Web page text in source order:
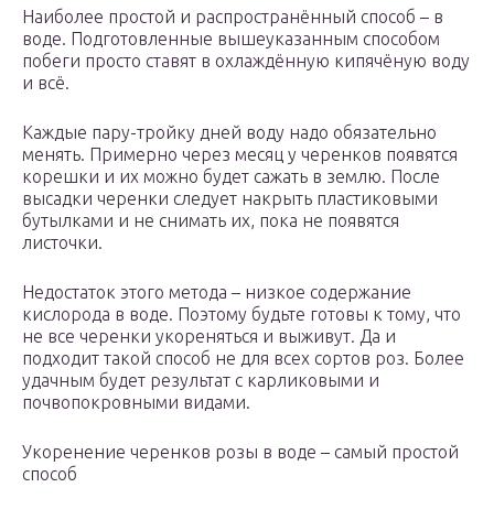
Наиболее простой и распространённый способ – в
воде. Подготовленные вышеуказанным способом
побеги просто ставят в охлаждённую кипячёную воду
и всё.
Каждые пару-тройку дней воду надо обязательно
менять. Примерно через месяц у черенков появятся
корешки и их можно будет сажать в землю. После
высадки черенки следует накрыть пластиковыми
бутылками и не снимать их, пока не появятся
листочки.
Недостаток этого метода – низкое содержание
кислорода в воде. Поэтому будьте готовы к тому, что
не все черенки укореняться и выживут. Да и
подходит такой способ не для всех сортов роз. Более
удачным будет результат с карликовыми и
почвопокровными видами.
Укоренение черенков розы в воде – самый простой
способ